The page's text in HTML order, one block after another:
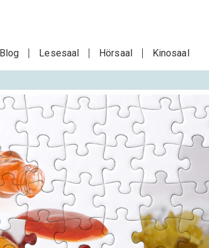
Blog Lesesaal Hörsaal Kinosaal